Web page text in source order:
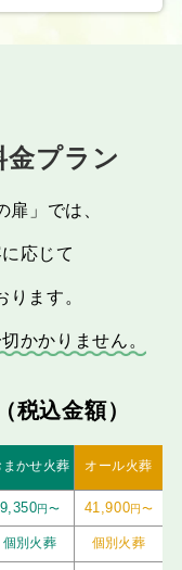
プラン
」では、
応じて
ります。
かかりません。
税込金額）
まかせ火葬 オール火葬
9,350 41,900
個別火葬 個別火葬